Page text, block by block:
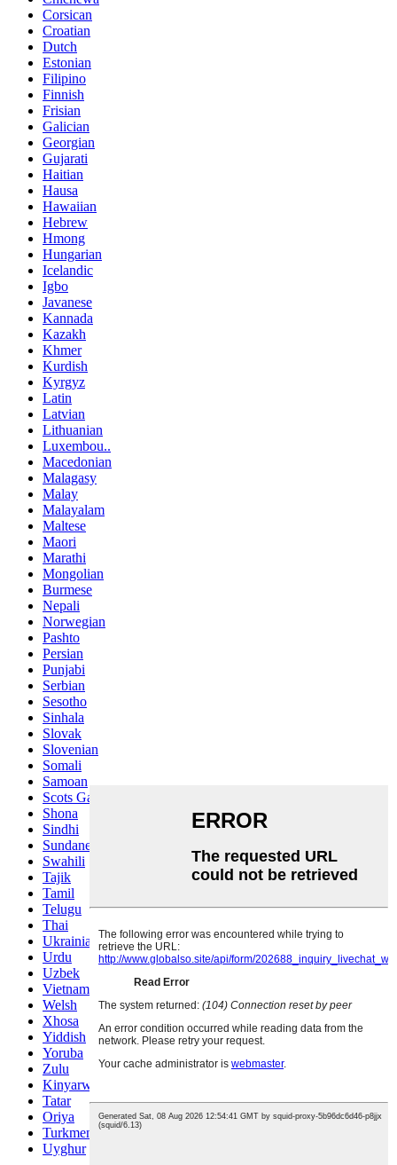
Corsican
Croatian
Dutch
Estonian
Filipino
Finnish
Frisian
Galician
Georgian
Gujarati
Haitian
Hausa
Hawaiian
Hebrew
Hmong
Hungarian
Icelandic
Igbo
Javanese
Kannada
Kazakh
Khmer
Kurdish
Kyrgyz
Latin
Latvian
Lithuanian
Luxembou..
Macedonian
Malagasy
Malay
Malayalam
Maltese
Maori
Marathi
Mongolian
Burmese
Nepali
Norwegian
Pashto
Persian
Punjabi
Serbian
Sesotho
Sinhala
Slovak
Slovenian
Somali
Samoan
Scots Gaelic
Shona
Sindhi
Sundanese
Swahili
Tajik
Tamil
Telugu
Thai
Ukrainian
Urdu
Uzbek
Vietnamese
Welsh
Xhosa
Yiddish
Yoruba
Zulu
Kinyarwanda
Tatar
Oriya
Turkmen
Uyghur